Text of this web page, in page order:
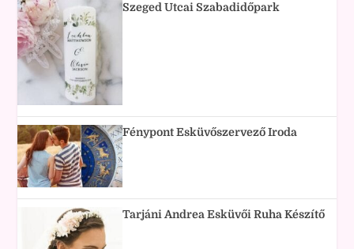
Szeged Utcai Szabadidőpark
Fénypont Esküvőszervező Iroda
Tarjáni Andrea Esküvői Ruha Készítő